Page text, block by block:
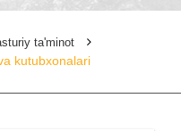
ta'minot
kutubxonalari